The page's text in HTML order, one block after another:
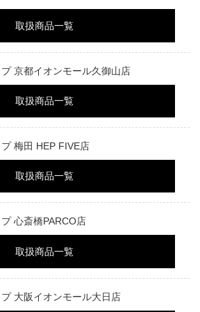
取扱商品一覧
京都イオンモール久御山店
取扱商品一覧
梅田 HEP FIVE店
取扱商品一覧
心斎橋PARCO店
取扱商品一覧
大阪イオンモール大日店